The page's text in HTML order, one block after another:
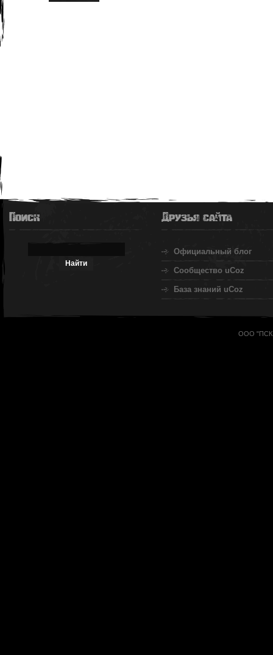
Поиск Друзья сайта
Официальный блог
Сообщество uCoz
База знаний uCoz
ООО "ПСК